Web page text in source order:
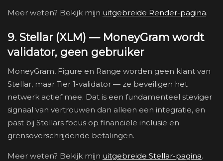
Meer weten? Bekijk mijn uitgebreide Render-pagina.
9. Stellar (XLM) — MoneyGram wordt
validator, geen gebruiker
MoneyGram, Figure en Range worden geen klant van
Stellar, maar Tier 1-validator — ze beveiligen het
netwerk actief mee. Dat is een fundamenteel steviger
signaal van vertrouwen dan alleen een integratie, en
past bij Stellars focus op financiële inclusie en
grensoverschrijdende betalingen.
Meer weten? Bekijk mijn uitgebreide Stellar-pagina.